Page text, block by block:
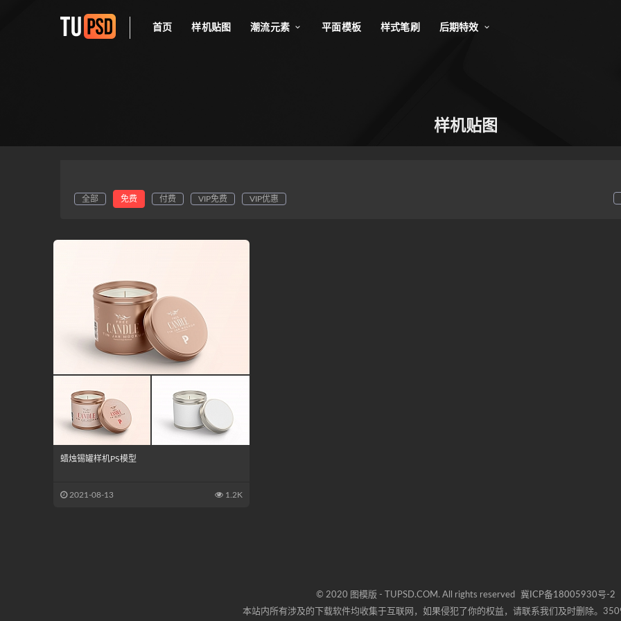
首页 样机贴图 潮流元素 平面模板 样式笔刷 后期特效
样机贴图
全部 免费 付费 VIP免费 VIP优惠
蜡烛锡罐样机PS模型
2021-08-13 1.2K
© 2020 图模版 - TUPSD.COM. All rights reserved
冀ICP备18005930号-2
本站内所有涉及的下载软件均收集于互联网，如果侵犯了你的权益，请联系我们及时删除。